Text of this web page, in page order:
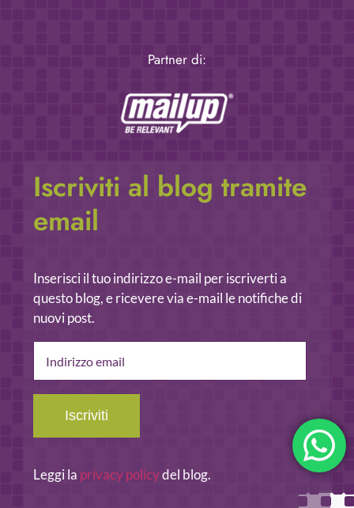
Partner di:
Iscriviti al blog tramite
email
Inserisci il tuo indirizzo e-mail per iscriverti a
questo blog, e ricevere via e-mail le notifiche di
nuovi post.
email
Iscriviti
Leggi la privacy policydel blog.